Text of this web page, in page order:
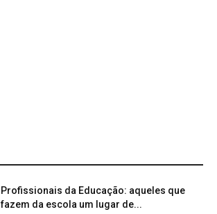
Profissionais da Educação: aqueles que
fazem da escola um lugar de...